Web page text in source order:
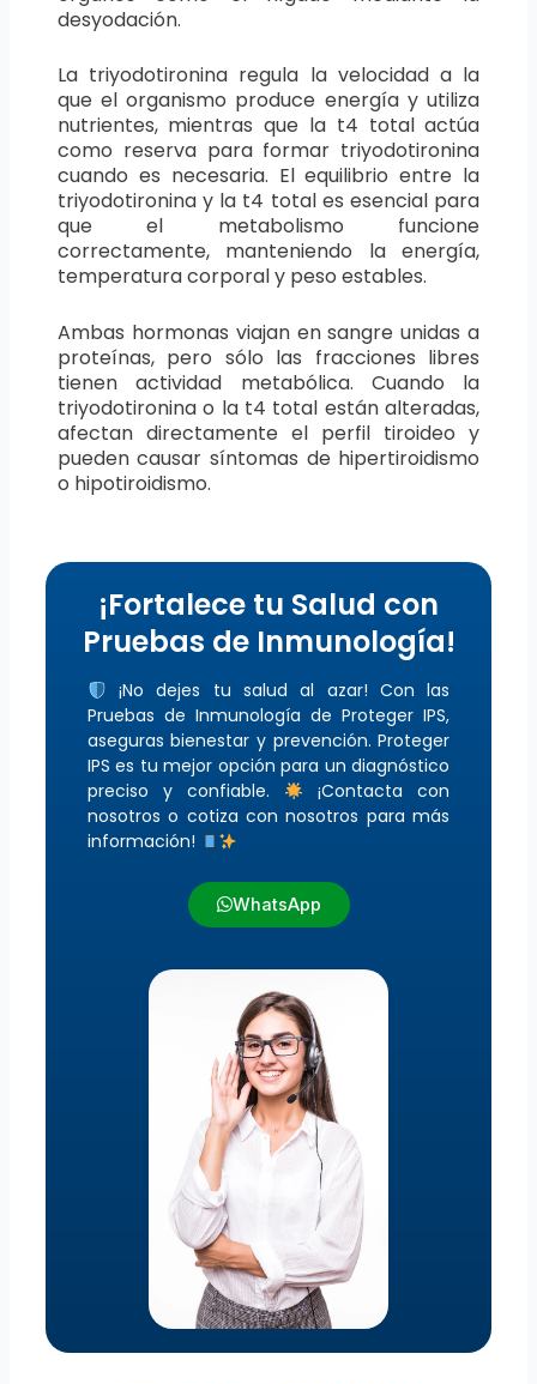
desyodación.
La triyodotironina regula la velocidad a la
que el organismo produce energía y utiliza
nutrientes, mientras que la t4 total actúa
como reserva para formar triyodotironina
cuando es necesaria. El equilibrio entre la
triyodotironina y la t4 total es esencial para
que el metabolismo funcione
correctamente, manteniendo la energía,
temperatura corporal y peso estables.
Ambas hormonas viajan en sangre unidas a
proteínas, pero sólo las fracciones libres
tienen actividad metabólica. Cuando la
triyodotironina o la t4 total están alteradas,
afectan directamente el perfil tiroideo y
pueden causar síntomas de hipertiroidismo
o hipotiroidismo.
¡Fortalece tu Salud con
Pruebas de Inmunología!
¡No dejes tu salud al azar! Con las
Pruebas de Inmunología de Proteger IPS,
aseguras bienestar y prevención. Proteger
IPS es tu mejor opción para un diagnóstico
preciso y confiable.
¡Contacta con
nosotros o cotiza con nosotros para más
información!
WhatsApp